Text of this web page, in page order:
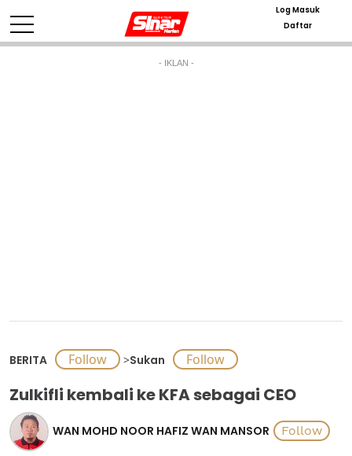
Log Masuk
Daftar
- IKLAN -
BERITA >Sukan
Zulkifli kembali ke KFA sebagai CEO
WAN MOHD NOOR HAFIZ WAN MANSOR